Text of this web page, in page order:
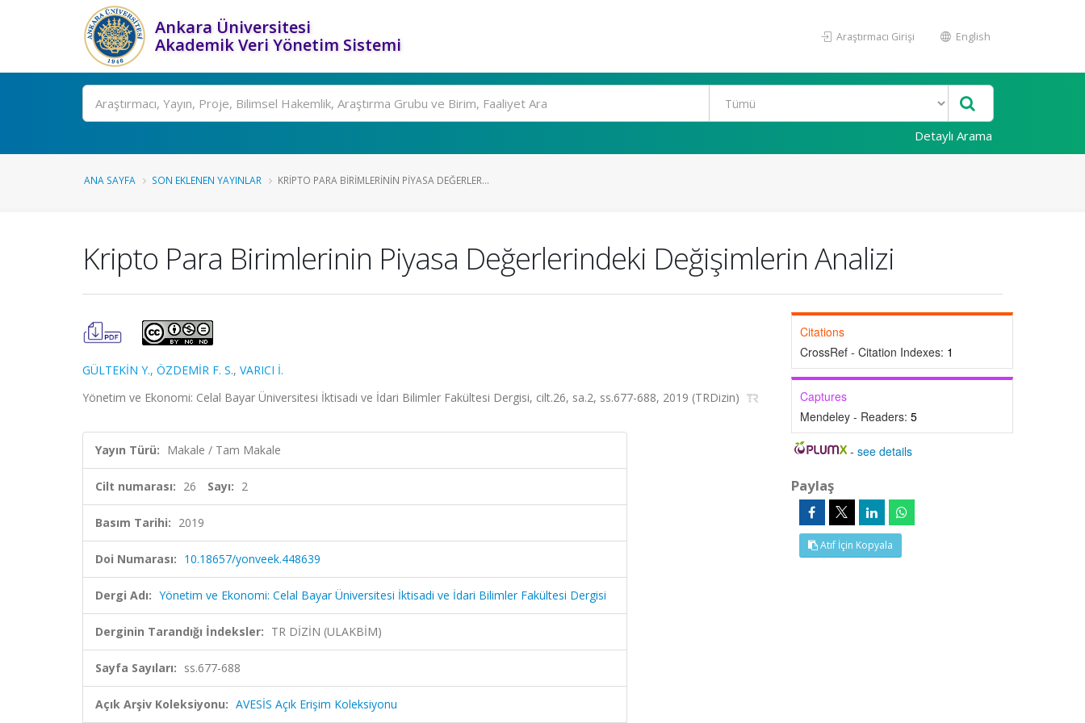
Ankara Üniversitesi
Akademik Veri Yönetim Sistemi
Araştırmacı Girişi English
Ara
Detaylı Arama
ANA SAYFA SON EKLENEN YAYINLAR KRIPTO PARA BIRIMLERININ PIYASA DEĞERLER...
Kripto Para Birimlerinin Piyasa Değerlerindeki Değişimlerin Analizi
GÜLTEKİN Y., ÖZDEMİR F. S., VARICI İ.
Yönetim ve Ekonomi: Celal Bayar Üniversitesi İktisadi ve İdari Bilimler Fakültesi Dergisi, cilt.26, sa.2, ss.677-688, 2019 (TRDizin)
Yayın Türü: Makale / Tam Makale
Cilt numarası: 26 Sayı: 2
Basım Tarihi: 2019
Doi Numarası: 10.18657/yonveek.448639
Dergi Adı: Yönetim ve Ekonomi: Celal Bayar Üniversitesi İktisadi ve İdari Bilimler Fakültesi Dergisi
Derginin Tarandığı İndeksler: TR DİZİN (ULAKBİM)
Sayfa Sayıları: ss.677-688
Açık Arşiv Koleksiyonu: AVESİS Açık Erişim Koleksiyonu
Citations
CrossRef - Citation Indexes: 1
Captures
Mendeley - Readers: 5
-see details
Paylaş
Atıf İçin Kopyala